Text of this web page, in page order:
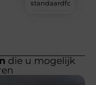
standaardformaat
die u mogelijk